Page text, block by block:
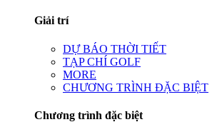
Giải trí
DỰ BÁO THỜI TIẾT
TẠP CHÍ GOLF
MORE
CHƯƠNG TRÌNH ĐẶC BIỆT
Chương trình đặc biệt